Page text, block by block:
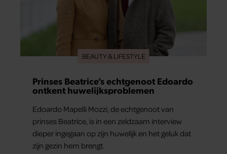
BEAUTY & LIFESTYLE
Prinses Beatrice’s echtgenoot Edoardo
ontkent huwelijksproblemen
Edoardo Mapelli Mozzi, de echtgenoot van
prinses Beatrice, is in een zeldzaam interview
dieper ingegaan op zijn huwelijk en het geluk dat
zijn gezin hem brengt.